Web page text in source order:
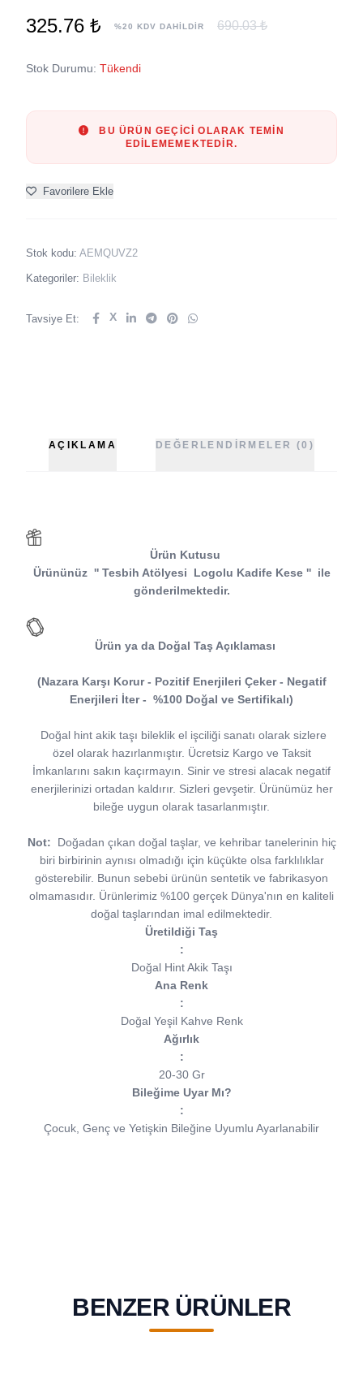
325.76 ₺
%20 KDV DAHİLDİR 690.03 ₺
Stok Durumu: Tükendi
BU ÜRÜN GEÇICI OLARAK TEMIN
EDILEMEMEKTEDIR.
Favorilere Ekle
Stok kodu: AEMQUVZ2
Kategoriler: Bileklik
Tavsiye Et: X
AÇIKLAMA DEĞERLENDIRMELER (0)
Ürün Kutusu
Ürününüz '' Tesbih Atölyesi Logolu Kadife Kese '' ile
gönderilmektedir.
Ürün ya da Doğal Taş Açıklaması
(Nazara Karşı Korur - Pozitif Enerjileri Çeker - Negatif
Enerjileri İter - %100 Doğal ve Sertifikalı)
Doğal hint akik taşı bileklik el işciliği sanatı olarak sizlere
özel olarak hazırlanmıştır. Ücretsiz Kargo ve Taksit
İmkanlarını sakın kaçırmayın. Sinir ve stresi alacak negatif
enerjilerinizi ortadan kaldırır. Sizleri gevşetir. Ürünümüz her
bileğe uygun olarak tasarlanmıştır.
Not:
Doğadan çıkan doğal taşlar, ve kehribar tanelerinin hiç
biri birbirinin aynısı olmadığı için küçükte olsa farklılıklar
gösterebilir. Bunun sebebi ürünün sentetik ve fabrikasyon
olmamasıdır. Ürünlerimiz %100 gerçek Dünya'nın en kaliteli
doğal taşlarından imal edilmektedir.
Üretildiği Taş
:
Doğal Hint Akik Taşı
Ana Renk
:
Doğal Yeşil Kahve Renk
Ağırlık
:
20-30 Gr
Bileğime Uyar Mı?
:
Çocuk, Genç ve Yetişkin Bileğine Uyumlu Ayarlanabilir
BENZER ÜRÜNLER